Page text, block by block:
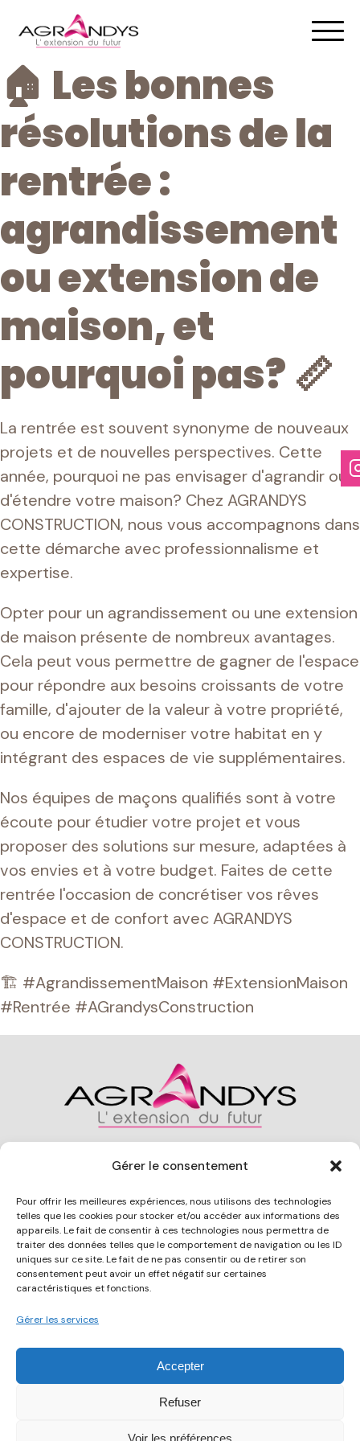
Gérer le consentement
Pour offrir les meilleures expériences, nous utilisons des technologies
telles que les cookies pour stocker et/ou accéder aux informations des
appareils. Le fait de consentir à ces technologies nous permettra de
traiter des données telles que le comportement de navigation ou les ID
uniques sur ce site. Le fait de ne pas consentir ou de retirer son
consentement peut avoir un effet négatif sur certaines
caractéristiques et fonctions.
Gérer les services
Accepter
Refuser
Voir les préférences
🏠 Les bonnes
résolutions de la
rentrée :
agrandissement
ou extension de
maison, et
pourquoi pas? 📏
La rentrée est souvent synonyme de nouveaux
projets et de nouvelles perspectives. Cette
année, pourquoi ne pas envisager d'agrandir ou
d'étendre votre maison? Chez AGRANDYS
CONSTRUCTION, nous vous accompagnons dans
cette démarche avec professionnalisme et
expertise.
Opter pour un agrandissement ou une extension
de maison présente de nombreux avantages.
Cela peut vous permettre de gagner de l'espace
pour répondre aux besoins croissants de votre
famille, d'ajouter de la valeur à votre propriété,
ou encore de moderniser votre habitat en y
intégrant des espaces de vie supplémentaires.
Nos équipes de maçons qualifiés sont à votre
écoute pour étudier votre projet et vous
proposer des solutions sur mesure, adaptées à
vos envies et à votre budget. Faites de cette
rentrée l'occasion de concrétiser vos rêves
d'espace et de confort avec AGRANDYS
CONSTRUCTION.
🏗️ #AgrandissementMaison #ExtensionMaison
#Rentrée #AGrandysConstruction
06 31 45 78 86
contact@agrandysconstruction.fr
ADRESSE
ZAC du Pida
Route du Pida Local 16
38490 Aoste
Agrandys Construction© 2026–Mentions Légales